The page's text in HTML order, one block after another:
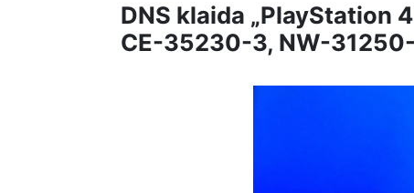
DNS klaida „PlayStation
CE-35230-3, NW-